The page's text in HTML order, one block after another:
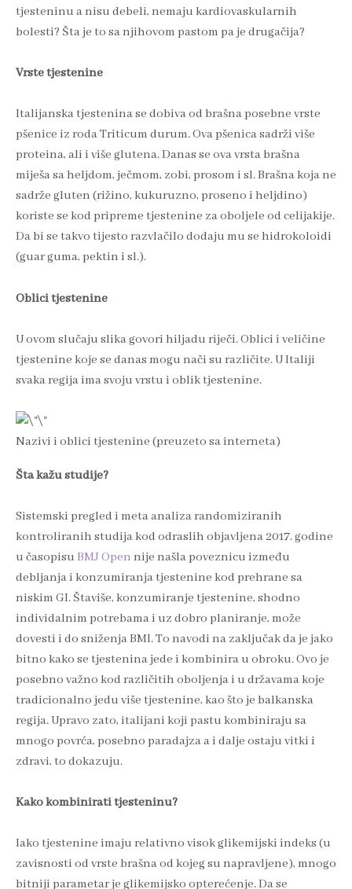
tjesteninu a nisu debeli, nemaju kardiovaskularnih
bolesti? Šta je to sa njihovom pastom pa je drugačija?
Vrste tjestenine
Italijanska tjestenina se dobiva od brašna posebne vrste
pšenice iz roda Triticum durum. Ova pšenica sadrži više
proteina, ali i više glutena. Danas se ova vrsta brašna
miješa sa heljdom, ječmom, zobi, prosom i sl. Brašna koja ne
sadrže gluten (rižino, kukuruzno, proseno i heljdino)
koriste se kod pripreme tjestenine za oboljele od celijakije.
Da bi se takvo tijesto razvlačilo dodaju mu se hidrokoloidi
(guar guma, pektin i sl.).
Oblici tjestenine
U ovom slučaju slika govori hiljadu riječi. Oblici i veličine
tjestenine koje se danas mogu nači su različite. U Italiji
svaka regija ima svoju vrstu i oblik tjestenine.
Nazivi i oblici tjestenine (preuzeto sa interneta)
Šta kažu studije?
Sistemski pregled i meta analiza randomiziranih
kontroliranih studija kod odraslih objavljena 2017. godine
u časopisu BMJ Open nije našla poveznicu između
debljanja i konzumiranja tjestenine kod prehrane sa
niskim GI. Štaviše, konzumiranje tjestenine, shodno
individalnim potrebama i uz dobro planiranje, može
dovesti i do sniženja BMI. To navodi na zaključak da je jako
bitno kako se tjestenina jede i kombinira u obroku. Ovo je
posebno važno kod različitih oboljenja i u državama koje
tradicionalno jedu više tjestenine, kao što je balkanska
regija. Upravo zato, italijani koji pastu kombiniraju sa
mnogo povrća, posebno paradajza a i dalje ostaju vitki i
zdravi, to dokazuju.
Kako kombinirati tjesteninu?
Iako tjestenine imaju relativno visok glikemijski indeks (u
zavisnosti od vrste brašna od kojeg su napravljene), mnogo
bitniji parametar je glikemijsko opterećenje. Da se